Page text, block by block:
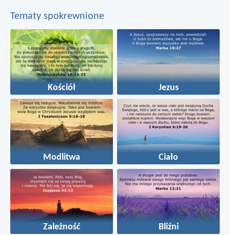
Tematy spokrewnione
Kościół Jezus
Modlitwa Ciało
Zależność Bliźni